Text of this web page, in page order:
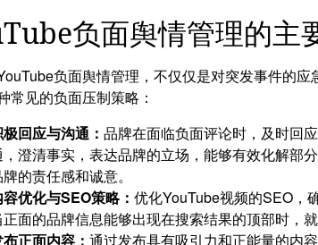
负面舆情管理的主
负面舆情管理，不仅仅是对突发事件的
常见的负面压制策略：
回应与沟通： 品牌在面临负面评论时，及时回
，澄清事实，表达品牌的立场，能够有效化解部
的责任感和诚意。
容优化与SEO策略： 优化YouTube视频的SEO，
正面的品牌信息能够出现在搜索结果的顶部时，
正面内容： 通过发布具有吸引力和正能量的内